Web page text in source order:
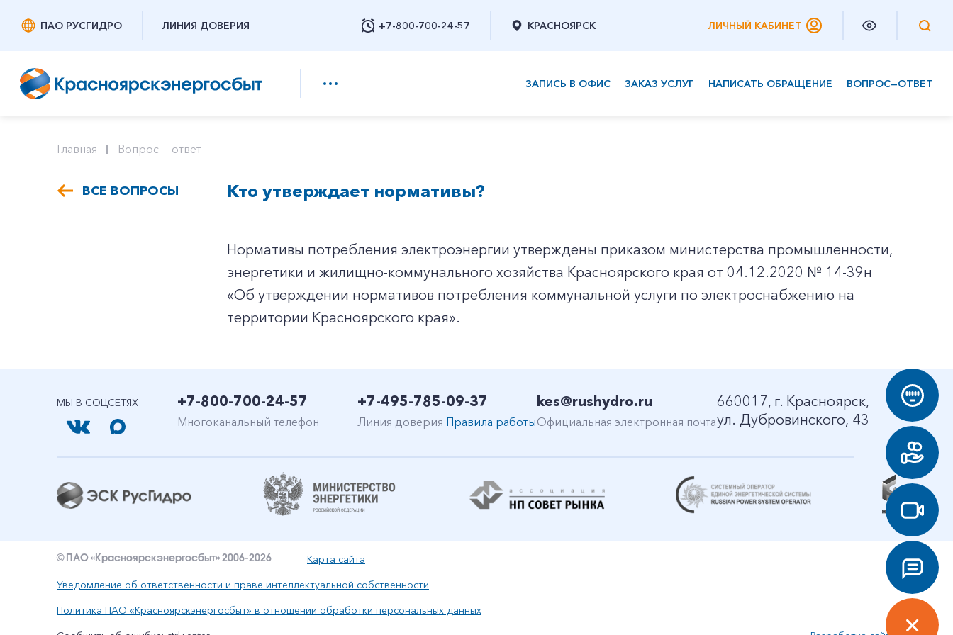
ПАО РУСГИДРО ЛИНИЯ ДОВЕРИЯ +7-800-700-24-57
Заказать обратный звонок
КРАСНОЯРСК ЛИЧНЫЙ КАБИНЕТ
ЗАПИСЬ В ОФИС ЗАКАЗ УСЛУГ НАПИСАТЬ ОБРАЩЕНИЕ ВОПРОС—ОТВЕТ
Корпоративным клиентам
Главная Вопрос — ответ
ВСЕ ВОПРОСЫ Кто утверждает нормативы?
Нормативы потребления электроэнергии утверждены приказом министерства промышленности,
энергетики и жилищно-коммунального хозяйства Красноярского края от 04.12.2020 № 14-39н
«Об утверждении нормативов потребления коммунальной услуги по электроснабжению на
территории Красноярского края».
МЫ В СОЦСЕТЯХ +7-800-700-24-57
Многоканальный телефон
+7-495-785-09-37
Линия доверия Правила работы
kes@rushydro.ru
Официальная электронная почта
660017, г. Красноярск,
ул. Дубровинского, 43
© ПАО «Красноярскэнергосбыт» 2006-2026
Карта сайта
Уведомление об ответственности и праве интеллектуальной собственности
Политика ПАО «Красноярскэнергосбыт» в отношении обработки персональных данных